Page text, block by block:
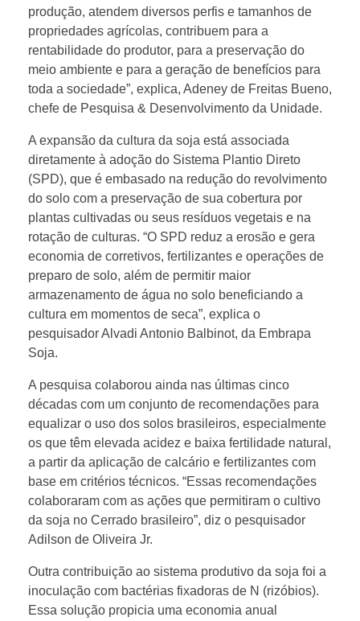
produção, atendem diversos perfis e tamanhos de
propriedades agrícolas, contribuem para a
rentabilidade do produtor, para a preservação do
meio ambiente e para a geração de benefícios para
toda a sociedade”, explica, Adeney de Freitas Bueno,
chefe de Pesquisa & Desenvolvimento da Unidade.
A expansão da cultura da soja está associada
diretamente à adoção do Sistema Plantio Direto
(SPD), que é embasado na redução do revolvimento
do solo com a preservação de sua cobertura por
plantas cultivadas ou seus resíduos vegetais e na
rotação de culturas. “O SPD reduz a erosão e gera
economia de corretivos, fertilizantes e operações de
preparo de solo, além de permitir maior
armazenamento de água no solo beneficiando a
cultura em momentos de seca”, explica o
pesquisador Alvadi Antonio Balbinot, da Embrapa
Soja.
A pesquisa colaborou ainda nas últimas cinco
décadas com um conjunto de recomendações para
equalizar o uso dos solos brasileiros, especialmente
os que têm elevada acidez e baixa fertilidade natural,
a partir da aplicação de calcário e fertilizantes com
base em critérios técnicos. “Essas recomendações
colaboraram com as ações que permitiram o cultivo
da soja no Cerrado brasileiro”, diz o pesquisador
Adilson de Oliveira Jr.
Outra contribuição ao sistema produtivo da soja foi a
inoculação com bactérias fixadoras de N (rizóbios).
Essa solução propicia uma economia anual